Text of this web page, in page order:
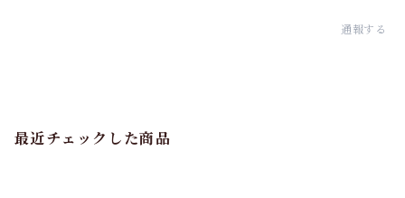
通報する
最近チェックした商品